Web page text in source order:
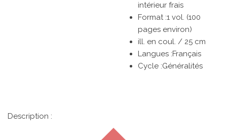
intérieur frais
Format :1 vol. (100
pages environ)
ill. en coul. / 25 cm
Langues :Français
Cycle :Généralités
Description :